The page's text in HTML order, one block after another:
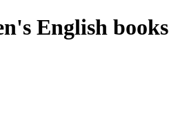
English books